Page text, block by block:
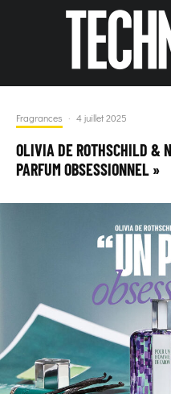
Fragrances · 4 juillet 2025
OLIVIA DE ROTHSCHILD &
PARFUM OBSESSIONNEL »